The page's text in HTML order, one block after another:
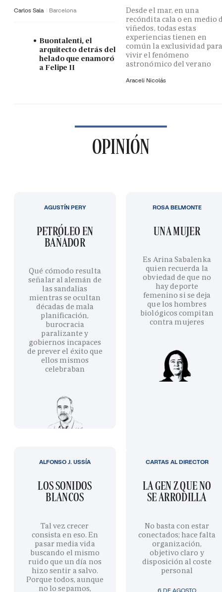
Carlos Sala Barcelona
Buontalenti, el
arquitecto detrás del
helado que enamoró
a Felipe II
Desde el mar, en una
recóndita cala o en medio
viñedos, todas estas
experiencias tienen en
común la exclusividad
vivir el fenómeno
astronómico del verano
Araceli Nicolás
OPINIÓN
PETRÓLEO EN
BAÑADOR
Qué cómodo resulta
señalar al alemán de
las sandalias
mientras se ocultan
décadas de mala
planificación,
burocracia
paralizante y
gobiernos incapaces
de prever el éxito que
ellos mismos
celebraban
AGUSTÍN PERY
UNA MUJER
Es Arina Sabalenka
quien recuerda la
obviedad de que no
hay deporte
femenino si se deja
que los hombres
biológicos compitan
contra mujeres
ROSA BELMONTE
LOS SONIDOS
BLANCOS
Tal vez crecer
consista en eso. En
pasar media vida
buscando el mismo
ruido que un día nos
hizo sentir a salvo.
Porque todos, aunque
no lo sepamos,
ALFONSO J. USSÍA
6 DE AGOSTO
LA GEN Z QUE NO
SE ARRODILLA
No basta con estar
conectados; hace falta
organización,
objetivo claro y
disposición al coste
personal
CARTAS AL DIRECTOR